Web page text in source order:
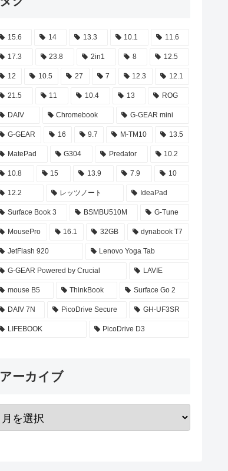
15.6 14 13.3 10.1 11.6
17.3 23.8 2in1 8 12.5
12 10.5 27 7 12.3 12.1
21.5 11 10.4 13 ROG
DAIV Chromebook G-GEAR mini
G-GEAR 16 9.7 M-TM10 13.5
MatePad G304 Predator 10.2
10.8 15 13.9 7.9 10
12.2 レッツノート IdeaPad
Surface Book 3 BSMBU510M G-Tune
MousePro 16.1 32GB dynabook T7
JetFlash 920 Lenovo Yoga Tab
G-GEAR Powered by Crucial LAVIE
mouse B5 ThinkBook Surface Go 2
DAIV 7N PicoDrive Secure GH-UF3SR
LIFEBOOK PicoDrive D3
アーカイブ